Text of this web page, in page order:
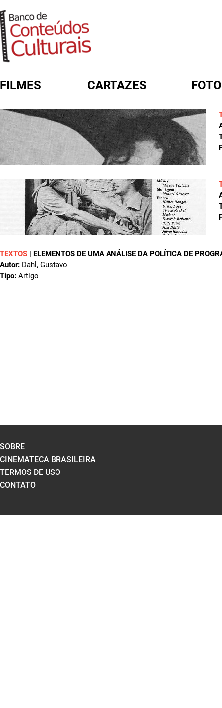
FILMES CARTAZES
TEXTOS | ELEMENTOS DE UMA ANÁLISE DA POLÍTICA DE
Autor: Dahl, Gustavo
Tipo: Artigo
FORMULÁRIO DE BUSCA
SOBRE
CINEMATECA BRASILEIRA
TERMOS DE USO
CONTATO